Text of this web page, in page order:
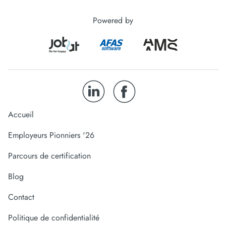
Powered by
Accueil
Employeurs Pionniers '26
Parcours de certification
Blog
Contact
Politique de confidentialité